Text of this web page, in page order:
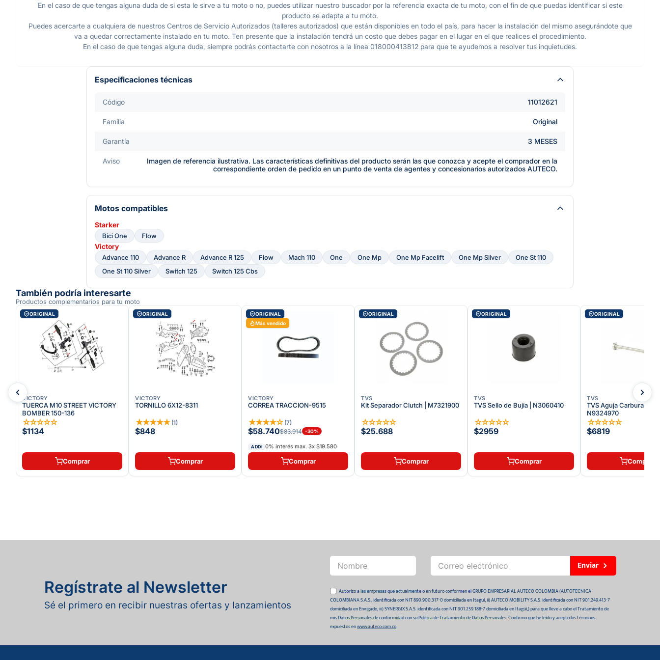
En el caso de que tengas alguna duda de si esta le sirve a tu moto o no, puedes utilizar nuestro buscador por la referencia exacta de tu moto, con el fin de que puedas identificar si este
producto se adapta a tu moto.
Puedes acercarte a cualquiera de nuestros Centros de Servicio Autorizados (talleres autorizados) que están disponibles en todo el país, para hacer la instalación del mismo asegurándote que
va a quedar correctamente instalado en tu moto. Ten presente que la instalación tendrá un costo que debes pagar en el lugar en el que realices el procedimiento.
En el caso de que tengas alguna duda, siempre podrás contactarte con nosotros a la línea 018000413812 para que te ayudemos a resolver tus inquietudes.
Especificaciones técnicas
Código 11012621
Familia Original
Garantía 3 MESES
Aviso
Imagen de referencia ilustrativa. Las características definitivas del producto serán las que conozca y acepte el comprador en la
correspondiente orden de pedido en un punto de venta de agentes y concesionarios autorizados AUTECO.
Motos compatibles
Starker
Bici One Flow
Victory
Advance 110 Advance R Advance R 125 Flow Mach 110 One One Mp One Mp Facelift One Mp Silver
One St 110
One St 110 Silver
Switch 125 Switch 125 Cbs
También podría interesarte
Productos complementarios para tu moto
ORIGINAL
VICTORY
TUERCA M10 STREET VICTORY
BOMBER 150-136
☆☆☆☆☆
$1134
Comprar
ORIGINAL
VICTORY
TORNILLO 6X12-8311
★★★★★ (1)
$848
Comprar
ORIGINAL
Más vendido
VICTORY
CORREA TRACCION-9515
★★★★☆ (7)
$58.740$83.914 -30%
ADDI 0% interés max. 3x $19.580
Comprar
ORIGINAL
TVS
Kit Separador Clutch | M7321900
☆☆☆☆☆
$25.688
Comprar
ORIGINAL
TVS
TVS Sello de Bujía | N3060410
☆☆☆☆☆
$2959
Comprar
ORIGINAL
TVS
TVS Aguja Carburador |
N9324970
☆☆☆☆☆
$6819
Comprar
Regístrate al Newsletter
Sé el primero en recibir nuestras ofertas y lanzamientos
Enviar
Autorizo a las empresas que actualmente o en futuro conformen el GRUPO EMPRESARIAL AUTECO COLOMBIA (AUTOTECNICA
COLOMBIANA S.A.S., identificada con NIT 890.900.317-0 domiciliada en Itagüí, ii) AUTECO MOBILITY S.A.S. identificada con NIT 901.249.413-7
domiciliada en Envigado, iii) SYNERGIX S.A.S. identificada con NIT 901.259.188-7 domiciliada en Itagüí,) para que lleve a cabo el Tratamiento de
mis Datos Personales de conformidad con su Política de Tratamiento de Datos Personales. Confirmo que he leído y acepto los términos
expuestos enwww.auteco.com.co